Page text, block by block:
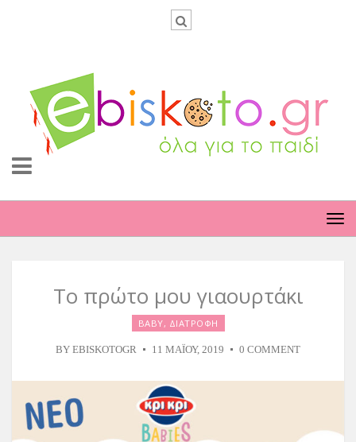
Το πρώτο μου γιαουρτάκι
BABY, ΔΙΑΤΡΟΦΗ
BY EBISKOTOGR 11 ΜΑΪ́ΟΥ, 2019 0 COMMENT